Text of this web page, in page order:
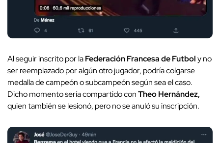
Al seguir inscrito por laFederación Francesa de Futboly no
ser reemplazado por algún otro jugador, podría colgarse
medalla de campeón o subcampeón según sea el caso.
Dicho momento sería compartido conTheo Hernández,
quien también se lesionó, pero no se anuló su inscripción.